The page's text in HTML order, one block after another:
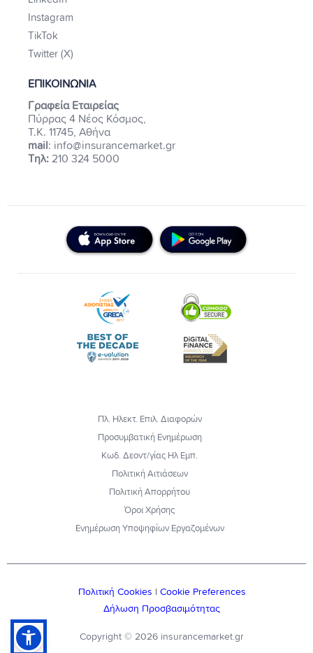
Instagram
TikTok
Twitter (X)
ΕΠΙΚΟΙΝΩΝΙΑ
Γραφεία Εταιρείας
Πύρρας 4 Νέος Κόσμος,
Τ.Κ. 11745, Αθήνα
mail : info@insurancemarket.gr
Τηλ: 210 324 5000
Πλ. Ηλεκτ. Επιλ. Διαφορών
Προσυμβατική Ενημέρωση
Κωδ. Δεοντ/γίας Ηλ Εμπ.
Πολιτική Αιτιάσεων
Πολιτική Απορρήτου
Όροι Χρήσης
Ενημέρωση Υποψηφίων Εργαζομένων
Πολιτική Cookies | Cookie Preferences
Δήλωση Προσβασιμότητας
Copyright © 2026 insurancemarket.gr